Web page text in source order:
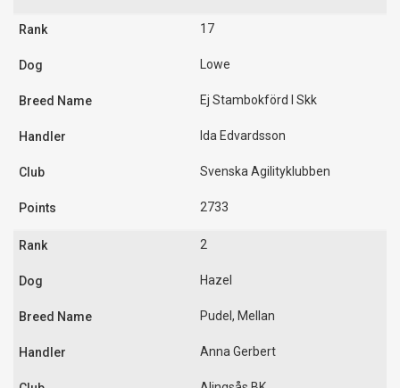
17
Lowe
Ej Stambokförd I Skk
Ida Edvardsson
Svenska Agilityklubben
2733
2
Hazel
Pudel, Mellan
Anna Gerbert